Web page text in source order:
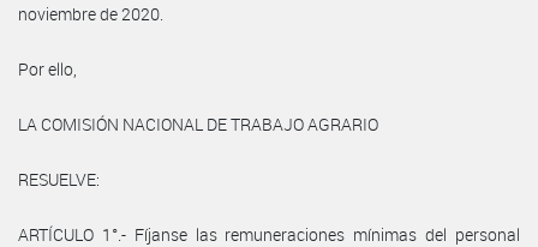
noviembre de 2020.
Por ello,
LA COMISIÓN NACIONAL DE TRABAJO AGRARIO
RESUELVE:
ARTÍCULO 1°.- Fíjanse las remuneraciones mínimas del personal